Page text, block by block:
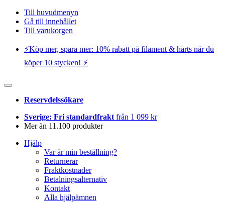
Till huvudmenyn
Gå till innehållet
Till varukorgen
⚡️Köp mer, spara mer: 10% rabatt på filament & harts när du
köper 10 stycken! ⚡️
Reservdelssökare
Sverige: Fri standardfrakt från 1 099 kr
Mer än 11.100 produkter
Hjälp
Var är min beställning?
Returnerar
Fraktkostnader
Betalningsalternativ
Kontakt
Alla hjälpämnen